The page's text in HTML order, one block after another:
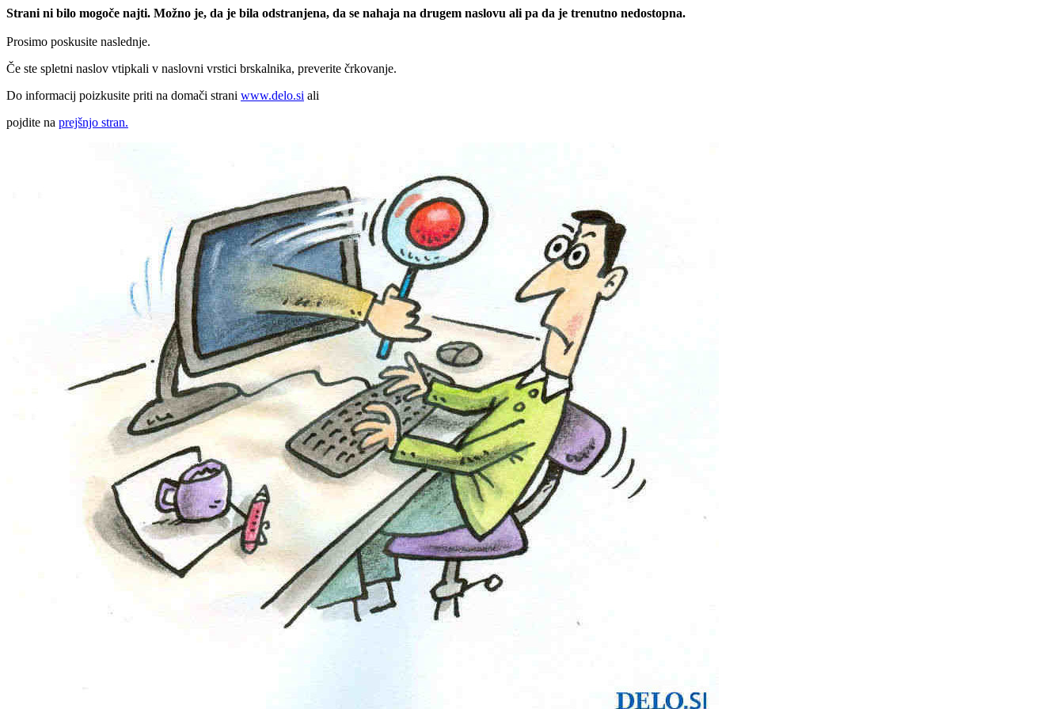
Strani ni bilo mogoče najti. Možno je, da je bila odstranjena, da se nahaja na drugem naslovu ali pa da je trenutno nedostopna.
Prosimo poskusite naslednje.
Če ste spletni naslov vtipkali v naslovni vrstici brskalnika, preverite črkovanje.
Do informacij poizkusite priti na domači strani www.delo.si ali
pojdite na prejšnjo stran.